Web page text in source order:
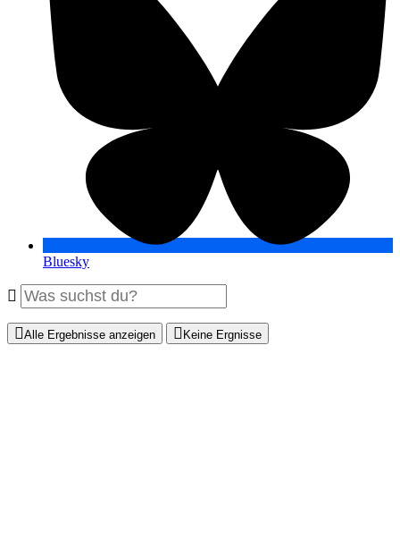
Bluesky
Alle Ergebnisse anzeigen Keine Ergnisse